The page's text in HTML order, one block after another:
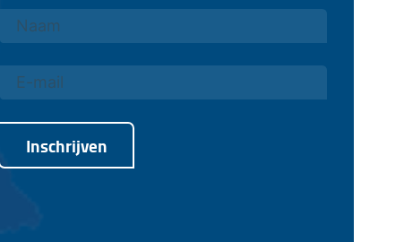
Inschrijven